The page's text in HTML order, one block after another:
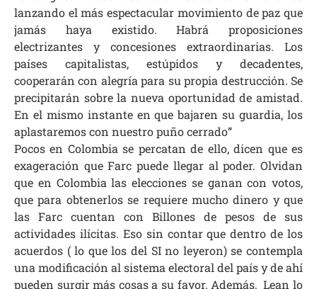
lanzando el más espectacular movimiento de paz que
jamás haya existido. Habrá proposiciones
electrizantes y concesiones extraordinarias. Los
países capitalistas, estúpidos y decadentes,
cooperarán con alegría para su propia destrucción. Se
precipitarán sobre la nueva oportunidad de amistad.
En el mismo instante en que bajaren su guardia, los
aplastaremos con nuestro puño cerrado”
Pocos en Colombia se percatan de ello, dicen que es
exageración que Farc puede llegar al poder. Olvidan
que en Colombia las elecciones se ganan con votos,
que para obtenerlos se requiere mucho dinero y que
las Farc cuentan con Billones de pesos de sus
actividades ilícitas. Eso sin contar que dentro de los
acuerdos ( lo que los del SI no leyeron) se contempla
una modificación al sistema electoral del país y de ahí
pueden surgir más cosas a su favor. Además, Lean lo